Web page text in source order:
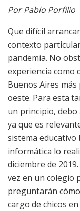
Por Pablo Porfilio
Que difícil
contexto
pandemia. No
experiencia como
Buenos Aires
oeste. Para esta
un principio,
ya que es
sistema
informática lo
diciembre de
vez en un colegio
preguntarán
cargo de chicos